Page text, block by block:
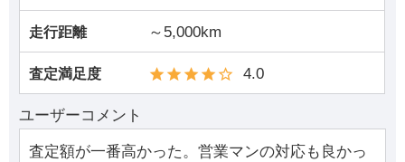
走行距離 ～5,000km
査定満足度 4.0
ユーザーコメント
査定額が一番高かった。営業マンの対応も良かっ